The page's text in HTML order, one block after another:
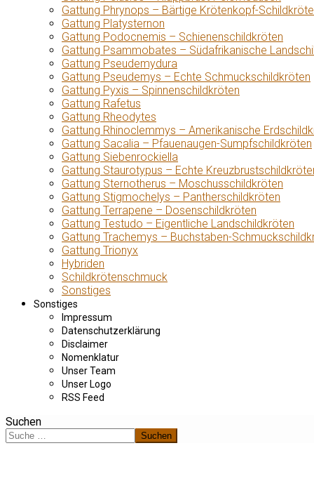
Gattung Phrynops – Bärtige Krötenkopf-
Gattung Platysternon
Gattung Podocnemis – Schienenschildkröten
Gattung Psammobates – Südafrikanische
Gattung Pseudemydura
Gattung Pseudemys – Echte Schmuckschildkröten
Gattung Pyxis – Spinnenschildkröten
Gattung Rafetus
Gattung Rheodytes
Gattung Rhinoclemmys – Amerikanische
Gattung Sacalia – Pfauenaugen-Sumpfschildkröten
Gattung Siebenrockiella
Gattung Staurotypus – Echte
Gattung Sternotherus – Moschusschildkröten
Gattung Stigmochelys – Pantherschildkröten
Gattung Terrapene – Dosenschildkröten
Gattung Testudo – Eigentliche Landschildkröten
Gattung Trachemys – Buchstaben-
Gattung Trionyx
Hybriden
Schildkrötenschmuck
Sonstiges
Sonstiges
Impressum
Datenschutzerklärung
Disclaimer
Nomenklatur
Unser Team
Unser Logo
RSS Feed
Suchen
Suchen